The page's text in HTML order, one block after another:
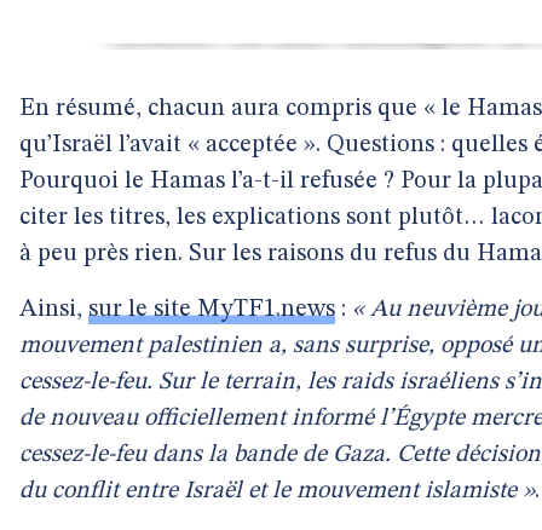
En résumé, chacun aura compris que « le
qu’Israël l’avait « acceptée ». Questions :
Pourquoi le Hamas l’a-t-il refusée ? Pour la
citer les titres, les explications sont plutôt…
à peu près rien. Sur les raisons du refus du
Ainsi, sur le site MyTF1.news : « Au neuvième
mouvement palestinien a, sans surprise, opposé
cessez-le-feu. Sur le terrain, les raids israéliens
de nouveau officiellement informé l’Égypte
cessez-le-feu dans la bande de Gaza. Cette
du conflit entre Israël et le mouvement islamiste »